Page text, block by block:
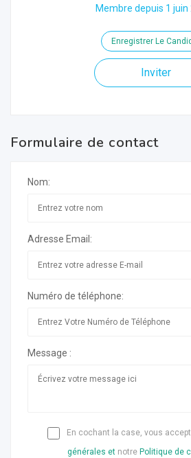
Membre depuis 1 juin
Enregistrer Le
Inviter
Formulaire de contact
Nom:
Adresse Email:
Numéro de téléphone:
Message :
En cochant la case, vous
générales et notre Politique de